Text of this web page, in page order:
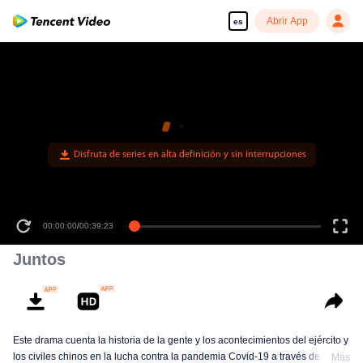
es Abrir App
00:00:00/00:39:23
Juntos
Este drama cuenta la historia de la gente y los acontecimientos del ejército y
los civiles chinos en la lucha contra la pandemia Covid-19 a través de unaMás